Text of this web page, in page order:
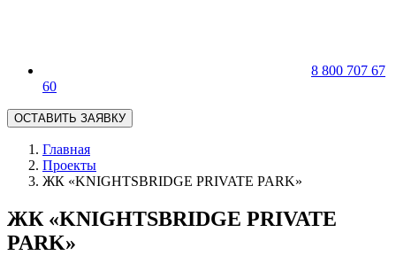
8 800 707 67
60
ОСТАВИТЬ ЗАЯВКУ
Главная
Проекты
ЖК «KNIGHTSBRIDGE PRIVATE PARK»
ЖК «KNIGHTSBRIDGE PRIVATE
PARK»